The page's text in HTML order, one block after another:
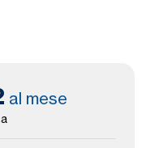
al mese